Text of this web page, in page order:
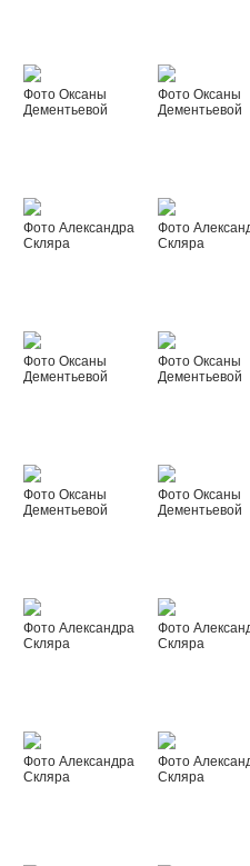
Фото Оксаны
Дементьевой
Фото Оксаны
Дементьевой
Фото Александра
Скляра
Фото
Скляра
Фото Оксаны
Дементьевой
Фото Оксаны
Дементьевой
Фото Оксаны
Дементьевой
Фото Оксаны
Дементьевой
Фото Александра
Скляра
Фото
Скляра
Фото Александра
Скляра
Фото
Скляра